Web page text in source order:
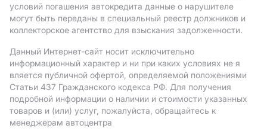
условий погашения автокредита данные о нарушителе
могут быть переданы в специальный реестр должников и
коллекторское агентство для взыскания задолженности.
Данный Интернет-сайт носит исключительно
информационный характер и ни при каких условиях не я
вляется публичной офертой, определяемой положениями
Статьи 437 Гражданского кодекса РФ. Для получения
подробной информации о наличии и стоимости указанных
товаров и (или) услуг, пожалуйста, обращайтесь к
менеджерам автоцентра